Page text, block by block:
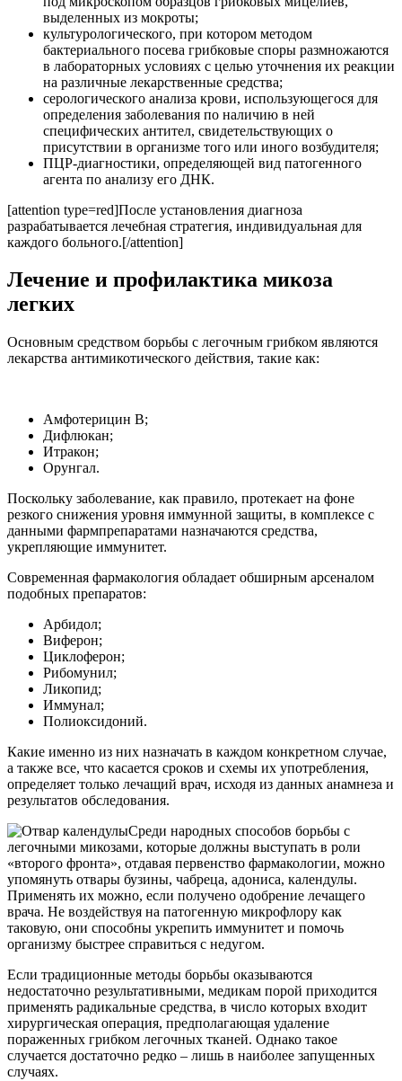
выделенных из мокроты;
культурологического, при котором методом
бактериального посева грибковые споры размножаются
в лабораторных условиях с целью уточнения их реакции
на различные лекарственные средства;
серологического анализа крови, использующегося для
определения заболевания по наличию в ней
специфических антител, свидетельствующих о
присутствии в организме того или иного возбудителя;
ПЦР-диагностики, определяющей вид патогенного
агента по анализу его ДНК.
[attention type=red]После установления диагноза
разрабатывается лечебная стратегия, индивидуальная для
каждого больного.[/attention]
Лечение и профилактика микоза
легких
Основным средством борьбы с легочным грибком являются
лекарства антимикотического действия, такие как:
Амфотерицин В;
Дифлюкан;
Итракон;
Орунгал.
Поскольку заболевание, как правило, протекает на фоне
резкого снижения уровня иммунной защиты, в комплексе с
данными фармпрепаратами назначаются средства,
укрепляющие иммунитет.
Современная фармакология обладает обширным арсеналом
подобных препаратов:
Арбидол;
Виферон;
Циклоферон;
Рибомунил;
Ликопид;
Иммунал;
Полиоксидоний.
Какие именно из них назначать в каждом конкретном случае,
а также все, что касается сроков и схемы их употребления,
определяет только лечащий врач, исходя из данных анамнеза и
результатов обследования.
Среди народных способов борьбы с
легочными микозами, которые должны выступать в роли
«второго фронта», отдавая первенство фармакологии, можно
упомянуть отвары бузины, чабреца, адониса, календулы.
Применять их можно, если получено одобрение лечащего
врача. Не воздействуя на патогенную микрофлору как
таковую, они способны укрепить иммунитет и помочь
организму быстрее справиться с недугом.
Если традиционные методы борьбы оказываются
недостаточно результативными, медикам порой приходится
применять радикальные средства, в число которых входит
хирургическая операция, предполагающая удаление
пораженных грибком легочных тканей. Однако такое
случается достаточно редко – лишь в наиболее запущенных
случаях.